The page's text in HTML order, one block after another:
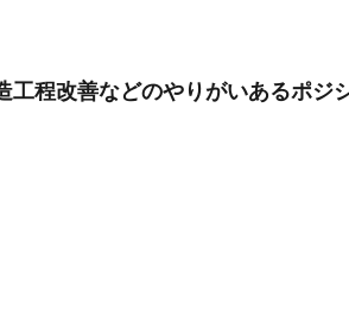
程改善などのやりがいあるポジ